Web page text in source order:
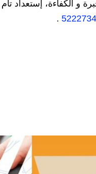
و الكفاءة، إستعداد
.